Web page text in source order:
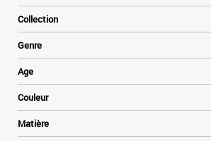
Collection
Genre
Age
Couleur
Matière